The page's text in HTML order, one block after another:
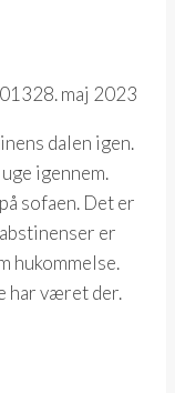
28. maj 2023
dalen igen.
igennem.
sofaen. Det er
er
hukommelse.
har været der.